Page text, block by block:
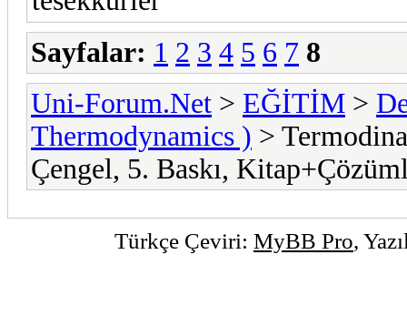
Sayfalar: 1 2 3 4 5 6 7 8
Uni-Forum.Net > EĞİTİM >
Thermodynamics ) >
Çengel, 5. Baskı,
Türkçe Çeviri: MyBB Pro,